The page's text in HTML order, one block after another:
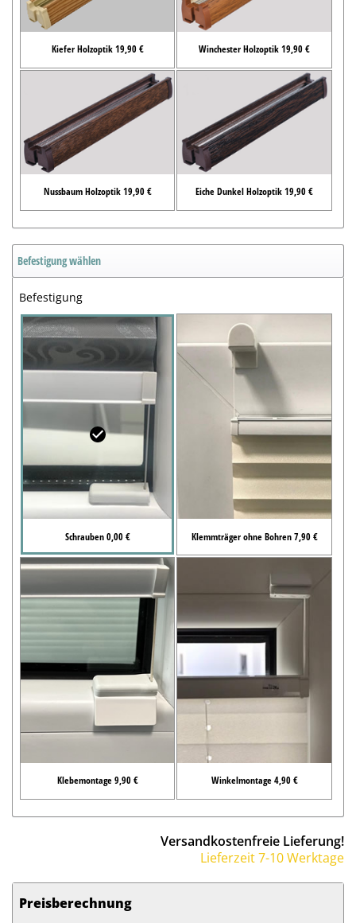
Kiefer Holzoptik 19,90 € Winchester Holzoptik 19,90 €
Nussbaum Holzoptik 19,90 € Eiche Dunkel Holzoptik 19,90 €
Befestigung wählen
Befestigung
Schrauben 0,00 € Klemmträger ohne Bohren 7,90 €
Klebemontage 9,90 € Winkelmontage 4,90 €
Versandkostenfreie Lieferung!
Lieferzeit 7-10 Werktage
Preisberechnung